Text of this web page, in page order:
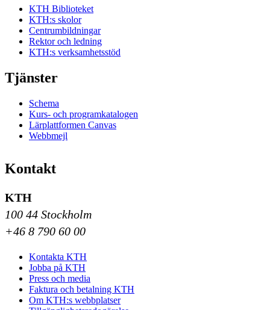
KTH Biblioteket
KTH:s skolor
Centrumbildningar
Rektor och ledning
KTH:s verksamhetsstöd
Tjänster
Schema
Kurs- och programkatalogen
Lärplattformen Canvas
Webbmejl
Kontakt
KTH
100 44 Stockholm
+46 8 790 60 00
Kontakta KTH
Jobba på KTH
Press och media
Faktura och betalning KTH
Om KTH:s webbplatser